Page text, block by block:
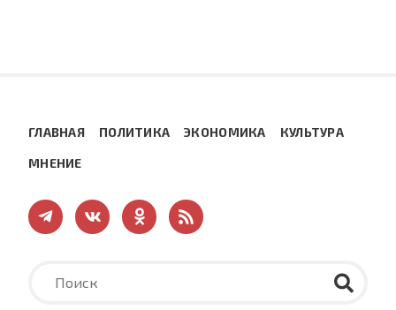
ГЛАВНАЯ ПОЛИТИКА ЭКОНОМИКА КУЛЬТУРА
МНЕНИЕ